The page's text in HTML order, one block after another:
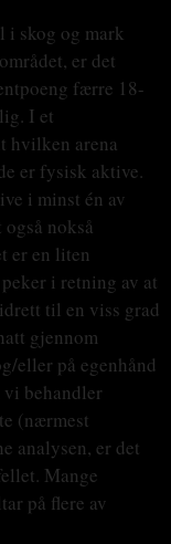
i skog og mark
er det
færre 18-
I et
hvilken arena
er fysisk aktive.
i minst én av
nokså
er en liten
i retning av at
til en viss grad
gjennom
eller på egenhånd
vi behandler
(nærmest
analysen, er det
Mange
på flere av